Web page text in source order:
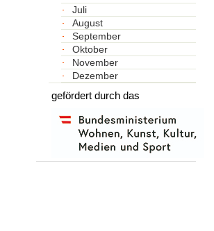
Juli
August
September
Oktober
November
Dezember
gefördert durch das